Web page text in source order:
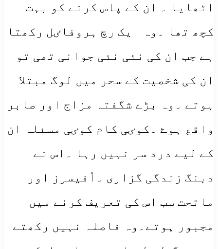
اٹھایا ۔ ان کے پاس کرنے کو بہت
کچھ تھا ۔وہ ایک رچ ہروفاٸل رکھتا
ہے جب ان کی نئی نئی جوانی تھی تو
ان کی شخصیت کے سحر میں لوگ مبتلا
ہوتے ۔وہ بڑے شگفتہ مزاج اور صابر
واقع ہوۓ ۔کوٸی کام کوٸی مسئلہ ان
کے لیے درد سر نہیں رہا ۔اس نے
دبنگ زندگی گزاری ۔أفیسرز اور
ماتحت سب اس کی تعریف کرنے میں
مجبور ہوتے۔وہ فاصلہ نہیں رکھتے